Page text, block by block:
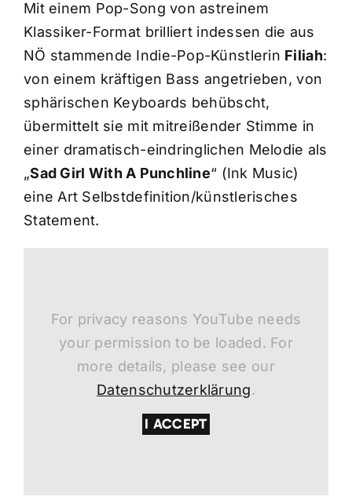
Mit einem Pop-Song von astreinem
Klassiker-Format brilliert indessen die aus
NÖ stammende Indie-Pop-Künstlerin Filiah:
von einem kräftigen Bass angetrieben, von
sphärischen Keyboards behübscht,
übermittelt sie mit mitreißender Stimme in
einer dramatisch-eindringlichen Melodie als
„Sad Girl With A Punchline“ (Ink Music)
eine Art Selbstdefinition/künstlerisches
Statement.
For privacy reasons YouTube needs
your permission to be loaded. For
more details, please see our
Datenschutzerklärung.
I ACCEPT